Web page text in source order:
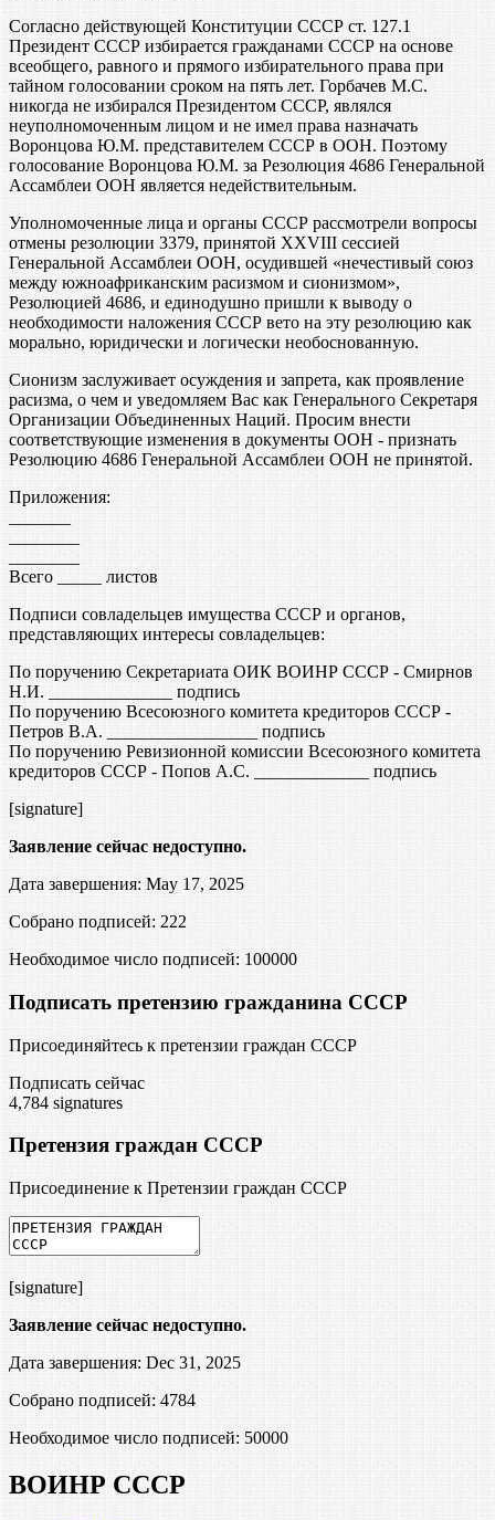
Согласно действующей Конституции СССР ст. 127.1
Президент СССР избирается гражданами СССР на основе
всеобщего, равного и прямого избирательного права при
тайном голосовании сроком на пять лет. Горбачев М.С.
никогда не избирался Президентом СССР, являлся
неуполномоченным лицом и не имел права назначать
Воронцова Ю.М. представителем СССР в ООН. Поэтому
голосование Воронцова Ю.М. за Резолюция 4686 Генеральной
Ассамблеи ООН является недействительным.
Уполномоченные лица и органы СССР рассмотрели вопросы
отмены резолюции 3379, принятой XXVIII сессией
Генеральной Ассамблеи ООН, осудившей «нечестивый союз
между южноафриканским расизмом и сионизмом»,
Резолюцией 4686, и единодушно пришли к выводу о
необходимости наложения СССР вето на эту резолюцию как
морально, юридически и логически необоснованную.
Сионизм заслуживает осуждения и запрета, как проявление
расизма, о чем и уведомляем Вас как Генерального Секретаря
Организации Объединенных Наций. Просим внести
соответствующие изменения в документы ООН - признать
Резолюцию 4686 Генеральной Ассамблеи ООН не принятой.
Приложения:
Всего _____ листов
Подписи совладельцев имущества СССР и органов,
представляющих интересы совладельцев:
По поручению Секретариата ОИК ВОИНР СССР - Смирнов
Н.И. ______________ подпись
По поручению Всесоюзного комитета кредиторов СССР -
Петров В.А. _________________ подпись
По поручению Ревизионной комиссии Всесоюзного комитета
кредиторов СССР - Попов А.С. _____________ подпись
[signature]
Заявление сейчас недоступно.
Дата завершения: May 17, 2025
Собрано подписей: 222
Необходимое число подписей: 100000
Подписать претензию гражданина СССР
Присоединяйтесь к претензии граждан СССР
Подписать сейчас
4,784 signatures
Претензия граждан СССР
Присоединение к Претензии граждан СССР
[signature]
Заявление сейчас недоступно.
Дата завершения: Dec 31, 2025
Собрано подписей: 4784
Необходимое число подписей: 50000
ВОИНР СССР